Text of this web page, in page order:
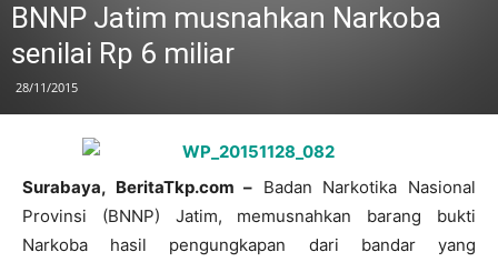
BNNP Jatim musnahkan Narkoba
senilai Rp 6 miliar
28/11/2015
Surabaya, BeritaTkp.com – Badan Narkotika Nasional
Provinsi (BNNP) Jatim, memusnahkan barang bukti
Narkoba hasil pengungkapan dari bandar yang